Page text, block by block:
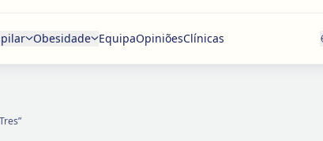
Obesidade EquipaOpiniõesClínicas